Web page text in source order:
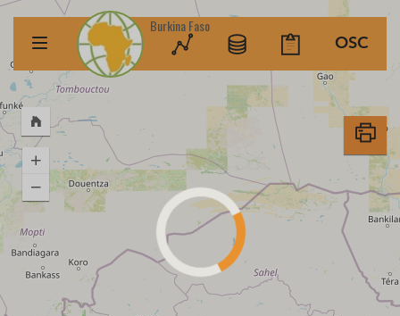
Burkina Faso
Toggle
dropdown
menu
OSC